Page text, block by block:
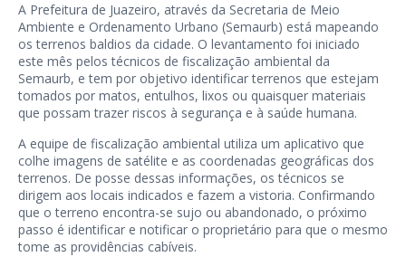
A Prefeitura de Juazeiro, através da Secretaria de Meio
Ambiente e Ordenamento Urbano (Semaurb) está mapeando
os terrenos baldios da cidade. O levantamento foi iniciado
este mês pelos técnicos de fiscalização ambiental da
Semaurb, e tem por objetivo identificar terrenos que estejam
tomados por matos, entulhos, lixos ou quaisquer materiais
que possam trazer riscos à segurança e à saúde humana.
A equipe de fiscalização ambiental utiliza um aplicativo que
colhe imagens de satélite e as coordenadas geográficas dos
terrenos. De posse dessas informações, os técnicos se
dirigem aos locais indicados e fazem a vistoria. Confirmando
que o terreno encontra-se sujo ou abandonado, o próximo
passo é identificar e notificar o proprietário para que o mesmo
tome as providências cabíveis.